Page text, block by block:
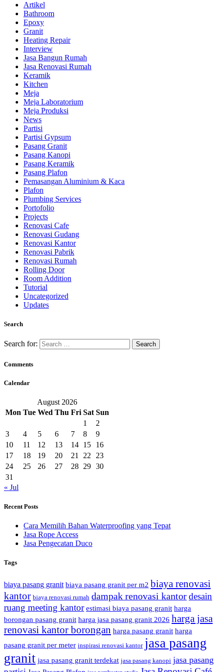
Artikel
Bathroom
Epoxy
Granit
Heating Repair
Interview
Jasa Bangun Rumah
Jasa Renovasi Rumah
Keramik
Kitchen
Meja
Meja Laboratorium
Meja Produksi
News
Partisi
Partisi Gypsum
Pasang Granit
Pasang Kanopi
Pasang Keramik
Pasang Plafon
Pemasangan Aluminium & Kaca
Plafon
Plumbing Services
Portofolio
Projects
Renovasi Cafe
Renovasi Gudang
Renovasi Kantor
Renovasi Pabrik
Renovasi Rumah
Rolling Door
Room Addition
Tutorial
Uncategorized
Updates
Search
Search for:
Comments
Calendar
August 2026
Mon Tue Wed Thu Fri Sat Sun
1
2
3
4 5 6 7 8
9
10
11 12 13 14 15
16
17
18 19 20 21 22
23
24
25 26 27 28 29 30
31
« Jul
Recent Posts
Cara Memilih Bahan Waterproofing yang Tepat
Jasa Rope Access
Jasa Pengecatan Duco
Tags
biaya pasang granit biaya pasang granit per m2 biaya renovasi
kantor biaya renovasi rumah dampak renovasi kantordesain
ruang meeting kantor estimasi biaya pasang granit harga
borongan pasang granit harga jasa pasang granit 2026 harga jasa
renovasi kantor borongan harga pasang granit harga
pasang granit per meter inspirasi renovasi kantor jasa pasang
granit jasa pasang granit terdekat jasa pasang kanopi jasa pasang